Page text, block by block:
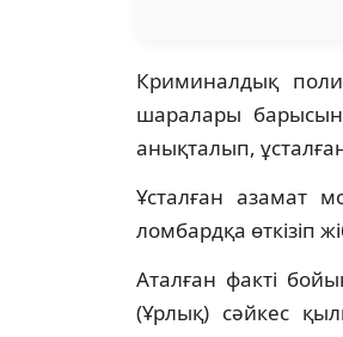
Криминалдық
шаралары
анықталып,
Ұсталған азамат
ломбардқа өткізіп
Аталған факті
(Ұрлық) сәйкес